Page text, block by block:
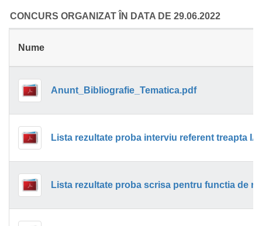
CONCURS ORGANIZAT ÎN DATA DE 29.06.2022
Nume
Anunt_Bibliografie_Tematica.pdf
Lista rezultate proba interviu referent treapta IA